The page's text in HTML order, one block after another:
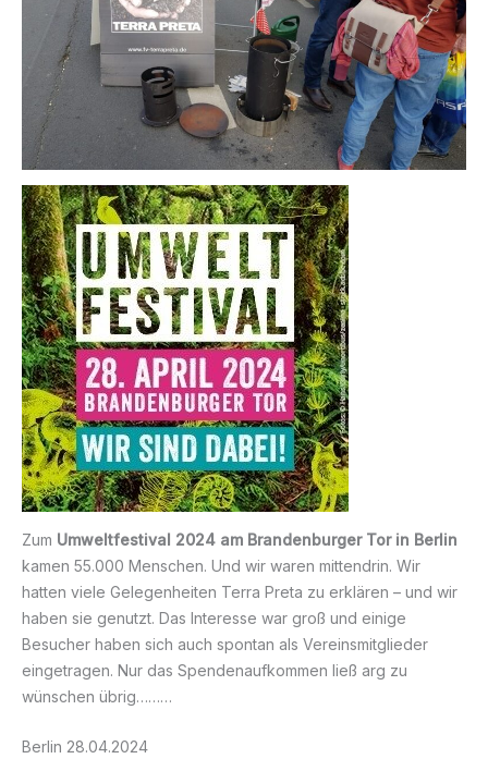
Zum Umweltfestival 2024 am Brandenburger Tor in Berlin
kamen 55.000 Menschen. Und wir waren mittendrin. Wir
hatten viele Gelegenheiten Terra Preta zu erklären – und wir
haben sie genutzt. Das Interesse war groß und einige
Besucher haben sich auch spontan als Vereinsmitglieder
eingetragen. Nur das Spendenaufkommen ließ arg zu
wünschen übrig………
Berlin 28.04.2024